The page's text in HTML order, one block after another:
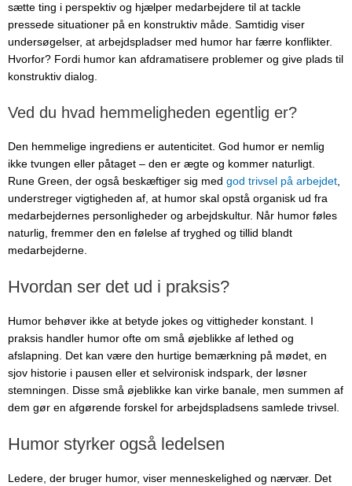
sætte ting i perspektiv og hjælper medarbejdere til at tackle
pressede situationer på en konstruktiv måde. Samtidig viser
undersøgelser, at arbejdspladser med humor har færre konflikter.
Hvorfor? Fordi humor kan afdramatisere problemer og give plads til
konstruktiv dialog.
Ved du hvad hemmeligheden egentlig er?
Den hemmelige ingrediens er autenticitet. God humor er nemlig
ikke tvungen eller påtaget – den er ægte og kommer naturligt.
Rune Green, der også beskæftiger sig med god trivsel på arbejdet,
understreger vigtigheden af, at humor skal opstå organisk ud fra
medarbejdernes personligheder og arbejdskultur. Når humor føles
naturlig, fremmer den en følelse af tryghed og tillid blandt
medarbejderne.
Hvordan ser det ud i praksis?
Humor behøver ikke at betyde jokes og vittigheder konstant. I
praksis handler humor ofte om små øjeblikke af lethed og
afslapning. Det kan være den hurtige bemærkning på mødet, en
sjov historie i pausen eller et selvironisk indspark, der løsner
stemningen. Disse små øjeblikke kan virke banale, men summen af
dem gør en afgørende forskel for arbejdspladsens samlede trivsel.
Humor styrker også ledelsen
Ledere, der bruger humor, viser menneskelighed og nærvær. Det